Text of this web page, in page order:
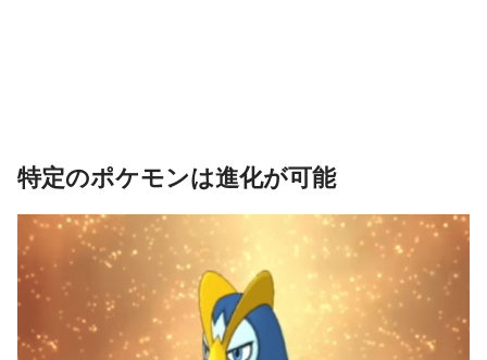
特定のポケモンは進化が可能